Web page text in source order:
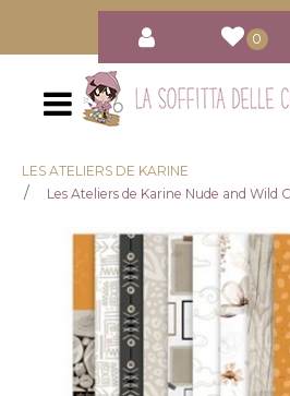
0
Open
LES ATELIERS DE KARINE
Les Ateliers de Karine Nude and Wild